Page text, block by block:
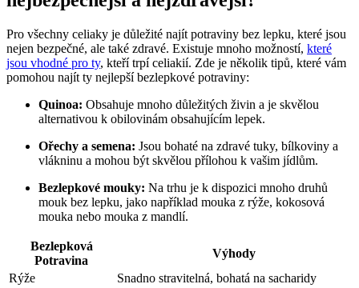
Pro všechny celiaky je důležité najít potraviny bez lepku, které jsou
nejen bezpečné, ale také zdravé. Existuje mnoho možností, které
jsou vhodné pro ty, kteří trpí celiakií. Zde je několik tipů, které vám
pomohou najít ty nejlepší bezlepkové potraviny:
Quinoa: Obsahuje mnoho důležitých živin a je skvělou
alternativou k obilovinám obsahujícím lepek.
Ořechy a semena: Jsou bohaté na zdravé tuky, bílkoviny a
vlákninu a mohou být skvělou přílohou k vašim jídlům.
Bezlepkové mouky: Na trhu je k dispozici mnoho druhů
mouk bez lepku, jako například mouka z rýže, kokosová
mouka nebo mouka z mandlí.
Bezlepková
Potravina
Výhody
Rýže
Snadno stravitelná, bohatá na sacharidy